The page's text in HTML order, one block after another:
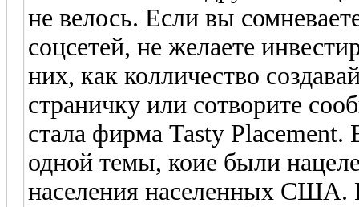
не велось. Если вы
соцсетей, не желаете
них, как колличество
страничку или сотворите
стала фирма Tasty Placement.
одной темы, коие были
населения населенных США.